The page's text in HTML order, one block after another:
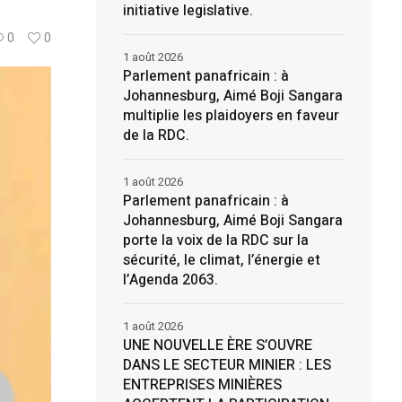
0 0
initiative legislative.
Parlement panafricain : à
Johannesburg, Aimé Boji Sangara
multiplie les plaidoyers en faveur
de la RDC.
1 août 2026
Parlement panafricain : à
Johannesburg, Aimé Boji Sangara
porte la voix de la RDC sur la
sécurité, le climat, l’énergie et
l’Agenda 2063.
1 août 2026
UNE NOUVELLE ÈRE S’OUVRE
DANS LE SECTEUR MINIER : LES
ENTREPRISES MINIÈRES
1 août 2026